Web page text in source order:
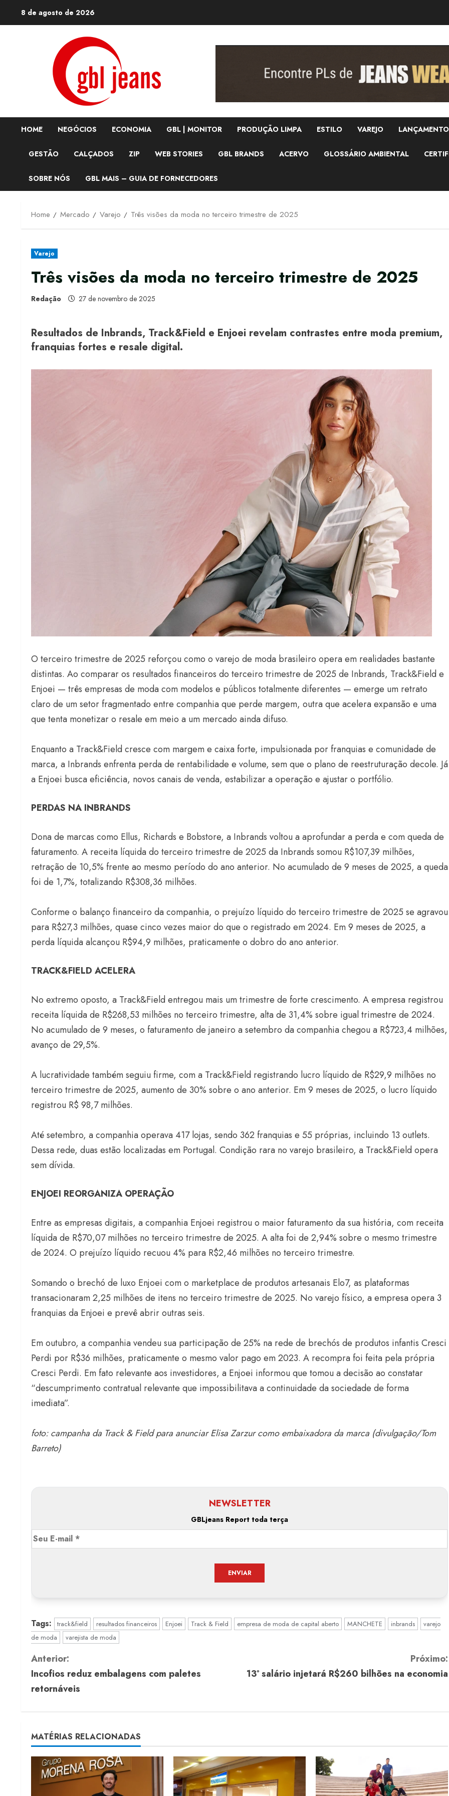
8 de agosto de 2026
HOME NEGÓCIOS ECONOMIA GBL | MONITOR PRODUÇÃO LIMPA ESTILO VAREJO
GESTÃO CALÇADOS ZIP WEB STORIES GBL BRANDS ACERVO GLOSSÁRIO AMBIENTAL
SOBRE NÓS GBL MAIS – GUIA DE FORNECEDORES
Home Mercado Varejo Três visões da moda no terceiro trimestre de 2025
Varejo
Três visões da moda no terceiro trimestre de 2025
Redação 27 de novembro de 2025
Resultados de Inbrands, Track&Field e Enjoei revelam contrastes entre moda premium,
franquias fortes e resale digital.
O terceiro trimestre de 2025 reforçou como o varejo de moda brasileiro opera em realidades bastante
distintas. Ao comparar os resultados financeiros do terceiro trimestre de 2025 de Inbrands, Track&Field e
Enjoei — três empresas de moda com modelos e públicos totalmente diferentes — emerge um retrato
claro de um setor fragmentado entre companhia que perde margem, outra que acelera expansão e uma
que tenta monetizar o resale em meio a um mercado ainda difuso.
Enquanto a Track&Field cresce com margem e caixa forte, impulsionada por franquias e comunidade de
marca, a Inbrands enfrenta perda de rentabilidade e volume, sem que o plano de reestruturação decole. Já
a Enjoei busca eficiência, novos canais de venda, estabilizar a operação e ajustar o portfólio.
PERDAS NA INBRANDS
Dona de marcas como Ellus, Richards e Bobstore, a Inbrands voltou a aprofundar a perda e com queda de
faturamento. A receita líquida do terceiro trimestre de 2025 da Inbrands somou R$107,39 milhões,
retração de 10,5% frente ao mesmo período do ano anterior. No acumulado de 9 meses de 2025, a queda
foi de 1,7%, totalizando R$308,36 milhões.
Conforme o balanço financeiro da companhia, o prejuízo líquido do terceiro trimestre de 2025 se agravou
para R$27,3 milhões, quase cinco vezes maior do que o registrado em 2024. Em 9 meses de 2025, a
perda líquida alcançou R$94,9 milhões, praticamente o dobro do ano anterior.
TRACK&FIELD ACELERA
No extremo oposto, a Track&Field entregou mais um trimestre de forte crescimento. A empresa registrou
receita líquida de R$268,53 milhões no terceiro trimestre, alta de 31,4% sobre igual trimestre de 2024.
No acumulado de 9 meses, o faturamento de janeiro a setembro da companhia chegou a R$723,4 milhões,
avanço de 29,5%.
A lucratividade também seguiu firme, com a Track&Field registrando lucro líquido de R$29,9 milhões no
terceiro trimestre de 2025, aumento de 30% sobre o ano anterior. Em 9 meses de 2025, o lucro líquido
registrou R$ 98,7 milhões.
Até setembro, a companhia operava 417 lojas, sendo 362 franquias e 55 próprias, incluindo 13 outlets.
Dessa rede, duas estão localizadas em Portugal. Condição rara no varejo brasileiro, a Track&Field opera
sem dívida.
ENJOEI REORGANIZA OPERAÇÃO
Entre as empresas digitais, a companhia Enjoei registrou o maior faturamento da sua história, com receita
líquida de R$70,07 milhões no terceiro trimestre de 2025. A alta foi de 2,94% sobre o mesmo trimestre
de 2024. O prejuízo líquido recuou 4% para R$2,46 milhões no terceiro trimestre.
Somando o brechó de luxo Enjoei com o marketplace de produtos artesanais Elo7, as plataformas
transacionaram 2,25 milhões de itens no terceiro trimestre de 2025. No varejo físico, a empresa opera 3
franquias da Enjoei e prevê abrir outras seis.
Em outubro, a companhia vendeu sua participação de 25% na rede de brechós de produtos infantis Cresci
Perdi por R$36 milhões, praticamente o mesmo valor pago em 2023. A recompra foi feita pela própria
Cresci Perdi. Em fato relevante aos investidores, a Enjoei informou que tomou a decisão ao constatar
“descumprimento contratual relevante que impossibilitava a continuidade da sociedade de forma
imediata”.
foto: campanha da Track & Field para anunciar Elisa Zarzur como embaixadora da marca (divulgação/Tom
Barreto)
NEWSLETTER
GBLjeans Report toda terça
Tags: track&field resultados financeiros Enjoei Track & Field empresa de moda de capital aberto MANCHETE inbrands
varejo
de moda
varejista de moda
C
o
i
Anterior:
Incofios reduz embalagens com paletes
retornáveis
Próximo:
13º salário injetará R$260 bilhões na economia
MATÉRIAS RELACIONADAS
Radar GBLjeans 24 de março de 2026